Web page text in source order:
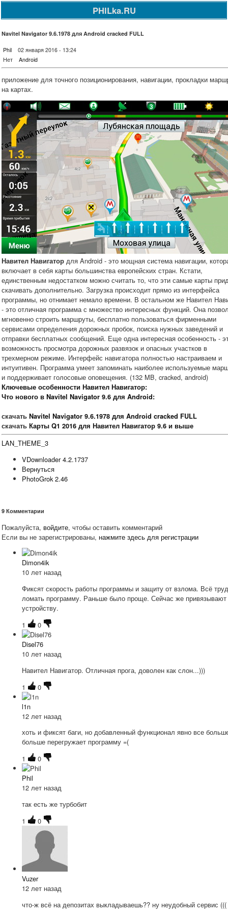
PHILka.RU
Navitel Navigator 9.6.1978 для Android cracked FULL
Phil
02 января 2016 - 13:24
Нет
Android
приложение для точного позиционирования, навигации, прокладки
на картах.
Навител Навигатор для Android - это мощная система навигации,
включает в себя карты большинства европейских стран. Кстати,
единственным недостатком можно считать то, что эти самые карты
скачивать дополнительно. Загрузка происходит прямо из интерфейса
программы, но отнимает немало времени. В остальном же Навител
- это отличная программа с множество интересных функций. Она
мгновенно строить маршруты, бесплатно пользоваться фирменными
сервисами определения дорожных пробок, поиска нужных заведений и
отправки бесплатных сообщений. Еще одна интересная особенность -
возможность просмотра дорожных развязок и опасных участков в
трехмерном режиме. Интерфейс навигатора полностью настраиваем и
интуитивен. Программа умеет запоминать наиболее используемые
и поддерживает голосовые оповещения. (132 MB, cracked, android)
Ключевые особенности Навител Навигатор:
Что нового в Navitel Navigator 9.6 для Android:
скачать Navitel Navigator 9.6.1978 для Android cracked FULL
скачать Карты Q1 2016 для Навител Навигатор 9.6 и выше
LAN_THEME_3
VDownloader 4.2.1737
Вернуться
PhotoGrok 2.46
9 Комментарии
Пожалуйста, войдите, чтобы оставить комментарий
Если вы не зарегистрированы, нажмите здесь для регистрации
Dimon4ik
10 лет назад
Фиксят скорость работы программы и защиту от взлома. Всё
ломать программу. Раньше было проще. Сейчас же привязывают
устройству.
1
0
Disel76
10 лет назад
Навител Навигатор. Отличная прога, доволен как слон...)))
1
0
l1n
12 лет назад
хоть и фиксят баги, но добавленный функционал явно все
больше перегружает программу =(
1
0
Phil
12 лет назад
так есть же турбобит
1
0
Vuzer
12 лет назад
что-ж всё на депозитах выкладываешь?? ну неудобный сервис (((